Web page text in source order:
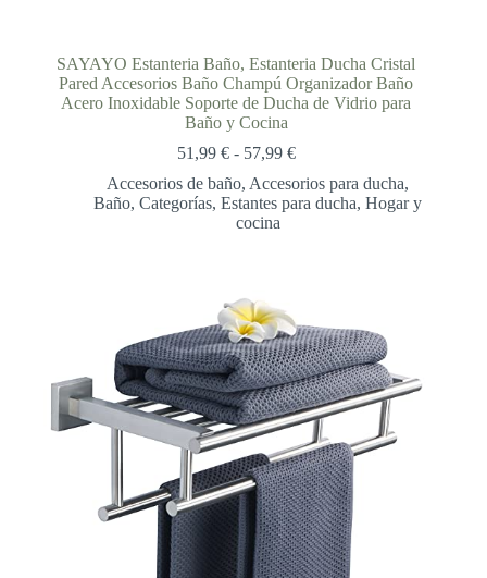
SAYAYO Estanteria Baño, Estanteria Ducha Cristal
Pared Accesorios Baño Champú Organizador Baño
Acero Inoxidable Soporte de Ducha de Vidrio para
Baño y Cocina
51,99 € - 57,99 €Rango
precios:
desde
Accesorios de baño, Accesorios para ducha,
Baño,Categorías,Estantes para ducha,Hogar y
cocina